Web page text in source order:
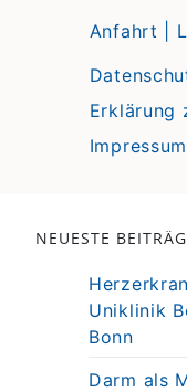
Anfahrt |
Erklärung
Impressum
NEUESTE
Uniklinik
Bonn
Darm als